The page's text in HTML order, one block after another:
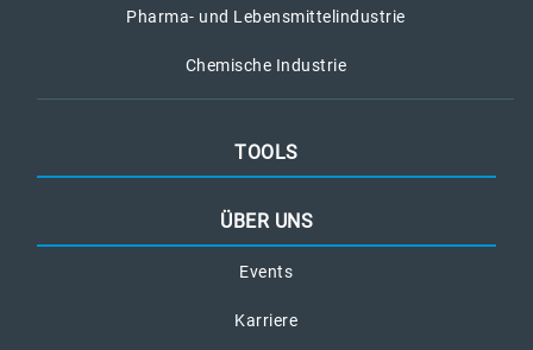
Pharma- und Lebensmittelindustrie
Chemische Industrie
TOOLS
ÜBER UNS
Events
Karriere